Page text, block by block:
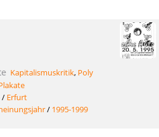
Kapitalismuskritik, Poly
/ Erfurt
/ 1995-1999